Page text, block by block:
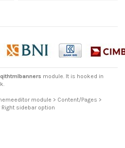
module. It is hooked in
module > Content/Pages >
sidebar option